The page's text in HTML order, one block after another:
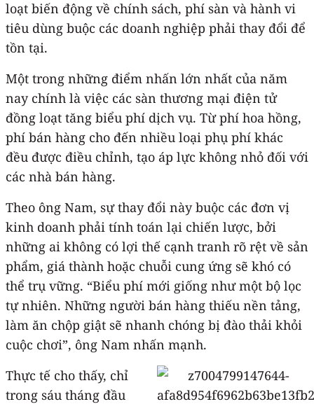
loạt biến động về chính sách, phí sàn và hành vi
tiêu dùng buộc các doanh nghiệp phải thay đổi để
tồn tại.
Một trong những điểm nhấn lớn nhất của năm
nay chính là việc các sàn thương mại điện tử
đồng loạt tăng biểu phí dịch vụ. Từ phí hoa hồng,
phí bán hàng cho đến nhiều loại phụ phí khác
đều được điều chỉnh, tạo áp lực không nhỏ đối với
các nhà bán hàng.
Theo ông Nam, sự thay đổi này buộc các đơn vị
kinh doanh phải tính toán lại chiến lược, bởi
những ai không có lợi thế cạnh tranh rõ rệt về sản
phẩm, giá thành hoặc chuỗi cung ứng sẽ khó có
thể trụ vững. “Biểu phí mới giống như một bộ lọc
tự nhiên. Những người bán hàng thiếu nền tảng,
làm ăn chộp giật sẽ nhanh chóng bị đào thải khỏi
cuộc chơi”, ông Nam nhấn mạnh.
Thực tế cho thấy, chỉ
trong sáu tháng đầu